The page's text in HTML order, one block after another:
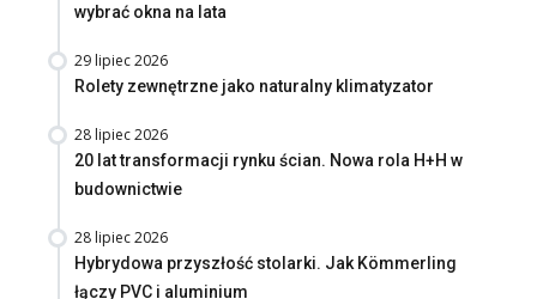
wybrać okna na lata
29 lipiec 2026
Rolety zewnętrzne jako naturalny klimatyzator
28 lipiec 2026
20 lat transformacji rynku ścian. Nowa rola H+H w
budownictwie
28 lipiec 2026
Hybrydowa przyszłość stolarki. Jak Kömmerling
łączy PVC i aluminium